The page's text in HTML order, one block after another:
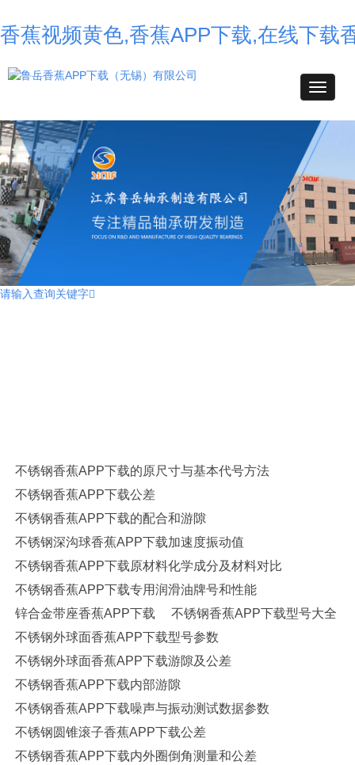
香蕉视频黄色,香蕉APP下载,在线下载
请输入查询关键字
不锈钢香蕉APP下载的原尺寸与基本代号方法
不锈钢香蕉APP下载公差
不锈钢香蕉APP下载的配合和游隙
不锈钢深沟球香蕉APP下载加速度振动值
不锈钢香蕉APP下载原材料化学成分及材料对比
不锈钢香蕉APP下载专用润滑油牌号和性能
锌合金带座香蕉APP下载
不锈钢香蕉APP下载型号大全
不锈钢外球面香蕉APP下载型号参数
不锈钢外球面香蕉APP下载游隙及公差
不锈钢香蕉APP下载内部游隙
不锈钢香蕉APP下载噪声与振动测试数据参数
不锈钢圆锥滚子香蕉APP下载公差
不锈钢香蕉APP下载内外圈倒角测量和公差